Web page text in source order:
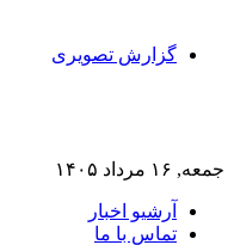
گزارش تصویری
جمعه, ۱۶ مرداد ۱۴۰۵
آرشیو اخبار
تماس‌ با‌ ما